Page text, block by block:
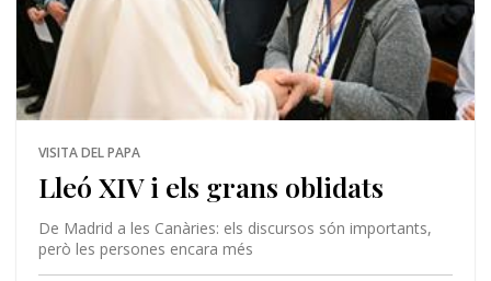
VISITA DEL PAPA
Lleó XIV i els grans oblidats
De Madrid a les Canàries: els discursos són importants,
però les persones encara més